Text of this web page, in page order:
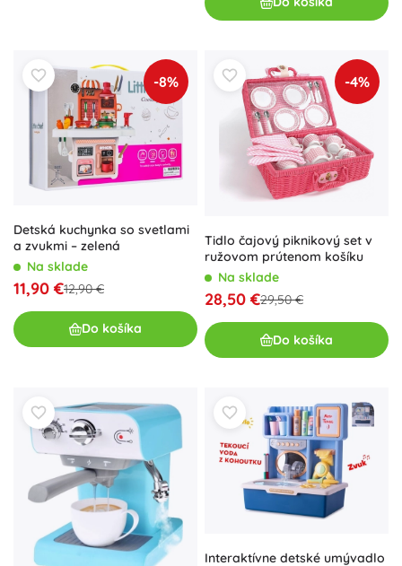
-8%
Detská kuchynka so svetlami
a zvukmi – zelená
Na sklade
11,90 €12,90 €
Do košíka
-4%
Tidlo čajový piknikový set v
ružovom prútenom košíku
Na sklade
28,50 €29,50 €
Do košíka
Interaktívne detské umývadlo